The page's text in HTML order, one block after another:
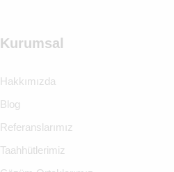
Kurumsal
Hakkımızda
Blog
Referanslarımız
Taahhütlerimiz